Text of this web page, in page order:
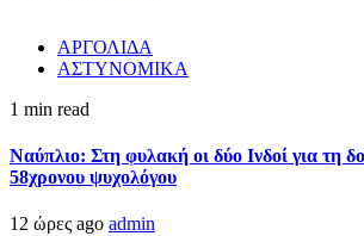
ΑΡΓΟΛΙΔΑ
ΑΣΤΥΝΟΜΙΚΑ
1 min read
Ναύπλιο: Στη φυλακή οι δύο Ινδοί για τη
58χρονου ψυχολόγου
12 ώρες ago admin